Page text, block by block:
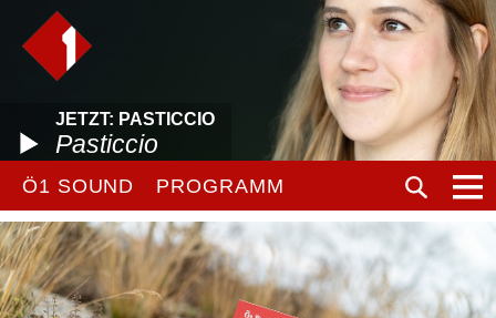
JETZT: PASTICCIO
Pasticcio
Ö1 SOUND PROGRAMM